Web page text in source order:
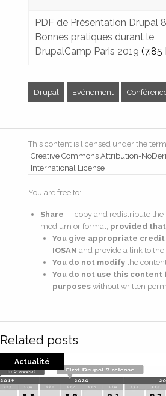
PDF de Présentation Drupal 8
Bonnes pratiques durant le
DrupalCamp Paris 2019 (7.85
Drupal Événement
This content is licensed under the
Creative Commons Attribution-
International License
.
You are free to:
Share — copy and redistribute the
medium or format, provided that
You give appropriate credit
IOSAN and provide a link to
You do not modify the
You do not use this
purposes without written
Related posts
Actualité